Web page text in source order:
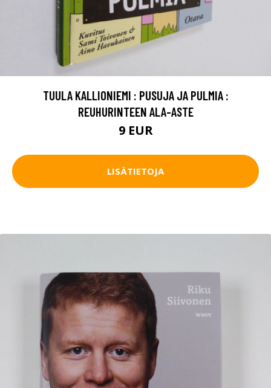
TUULA KALLIONIEMI : PUSUJA JA PULMIA :
REUHURINTEEN ALA-ASTE
9 EUR
LISÄTIETOJA